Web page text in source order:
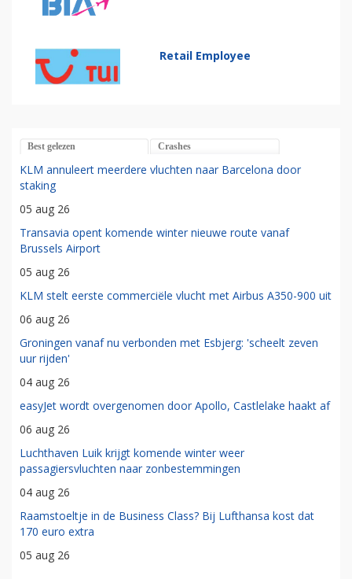
Retail Employee
Best gelezen Crashes
KLM annuleert meerdere vluchten naar Barcelona door
staking
05 aug 26
Transavia opent komende winter nieuwe route vanaf
Brussels Airport
05 aug 26
KLM stelt eerste commerciële vlucht met Airbus A350-900 uit
06 aug 26
Groningen vanaf nu verbonden met Esbjerg: 'scheelt zeven
uur rijden'
04 aug 26
easyJet wordt overgenomen door Apollo, Castlelake haakt af
06 aug 26
Luchthaven Luik krijgt komende winter weer
passagiersvluchten naar zonbestemmingen
04 aug 26
Raamstoeltje in de Business Class? Bij Lufthansa kost dat
170 euro extra
05 aug 26